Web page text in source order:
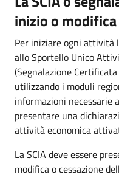
inizio o
Per iniziare ogni attività
allo Sportello Unico
(Segnalazione
utilizzando i moduli
informazioni necessarie
presentare una
attività economica
La SCIA deve essere
modifica o cessazione